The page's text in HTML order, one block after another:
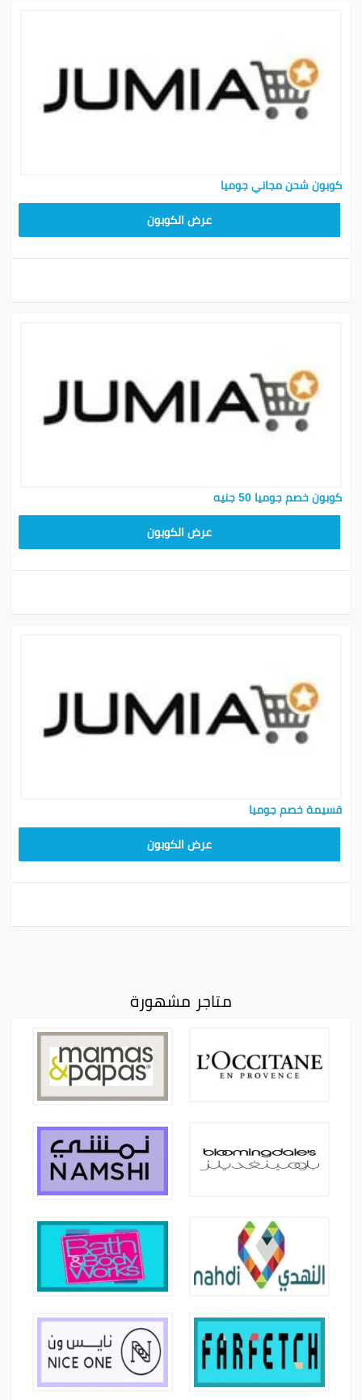
كوبون شحن مجاني جوميا
عرض الكوبون
كوبون خصم جوميا 50 جنيه
عرض الكوبون
قسيمة خصم جوميا
عرض الكوبون
متاجر مشهورة